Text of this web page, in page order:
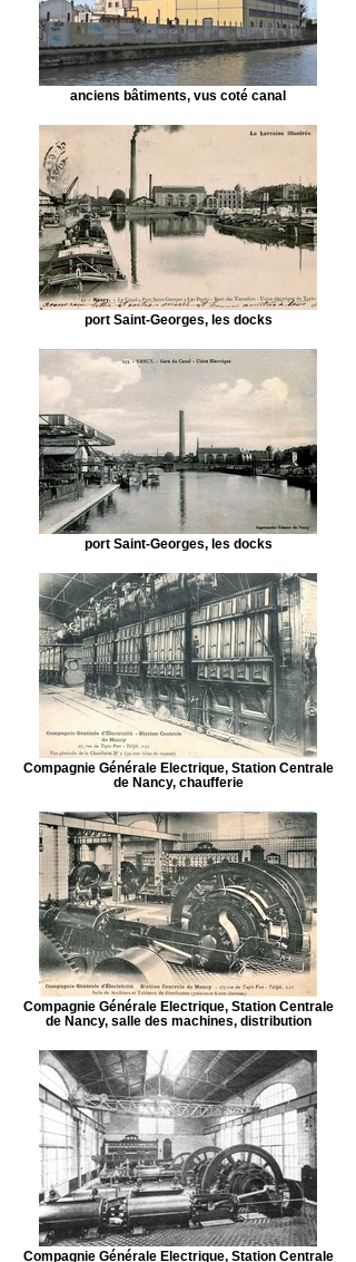
anciens bâtiments, vus coté canal
port Saint-Georges, les docks
port Saint-Georges, les docks
Compagnie Générale Electrique, Station Centrale
de Nancy, chaufferie
Compagnie Générale Electrique, Station Centrale
de Nancy, salle des machines, distribution
Compagnie Générale Electrique, Station Centrale